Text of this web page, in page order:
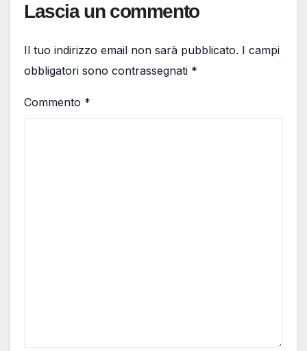
Lascia un commento
Il tuo indirizzo email non sarà pubblicato. I campi
obbligatori sono contrassegnati *
Commento *